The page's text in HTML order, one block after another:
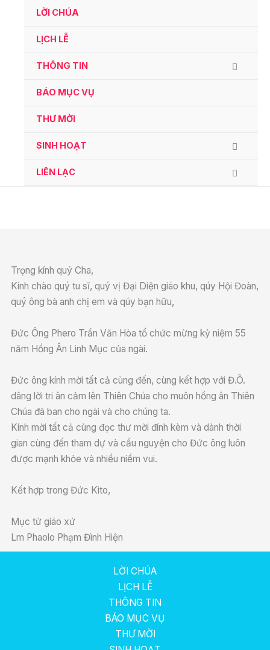
LỜI CHÚA
LỊCH LỄ
THÔNG TIN
BÁO MỤC VỤ
THƯ MỜI
SINH HOẠT
LIÊN LẠC
Trọng kính quý Cha,
Kính chào quý tu sĩ, quý vị Đại Diện giáo khu, qúy Hội Đoàn,
quý ông bà anh chị em và qúy bạn hữu,
Đức Ông Phero Trần Văn Hòa tổ chức mừng kỷ niệm 55
năm Hồng Ân Linh Mục của ngài.
Đức ông kính mời tất cả cùng đến, cùng kết hợp với Đ.Ô.
dâng lời tri ân cảm lên Thiên Chúa cho muôn hồng ân Thiên
Chúa đã ban cho ngài và cho chúng ta.
Kính mời tất cả cùng đọc thư mời đính kèm và dành thời
gian cùng đến tham dự và cầu nguyện cho Đức ông luôn
được mạnh khỏe và nhiều niềm vui.
Kết hợp trong Đức Kito,
Mục tử giáo xứ
Lm Phaolo Phạm Đình Hiện
LỜI CHÚA
LỊCH LỄ
THÔNG TIN
BÁO MỤC VỤ
THƯ MỜI